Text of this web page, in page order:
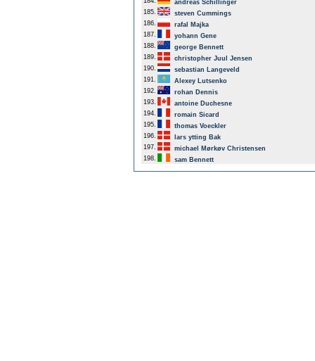
andreas Schillinger
185.
steven Cummings
186.
rafal Majka
187.
yohann Gene
188.
george Bennett
189.
christopher Juul Jensen
190.
sebastian Langeveld
191.
Alexey Lutsenko
192.
rohan Dennis
193.
antoine Duchesne
194.
romain Sicard
195.
thomas Voeckler
196.
lars ytting Bak
197.
michael Mørkøv Christensen
198.
sam Bennett